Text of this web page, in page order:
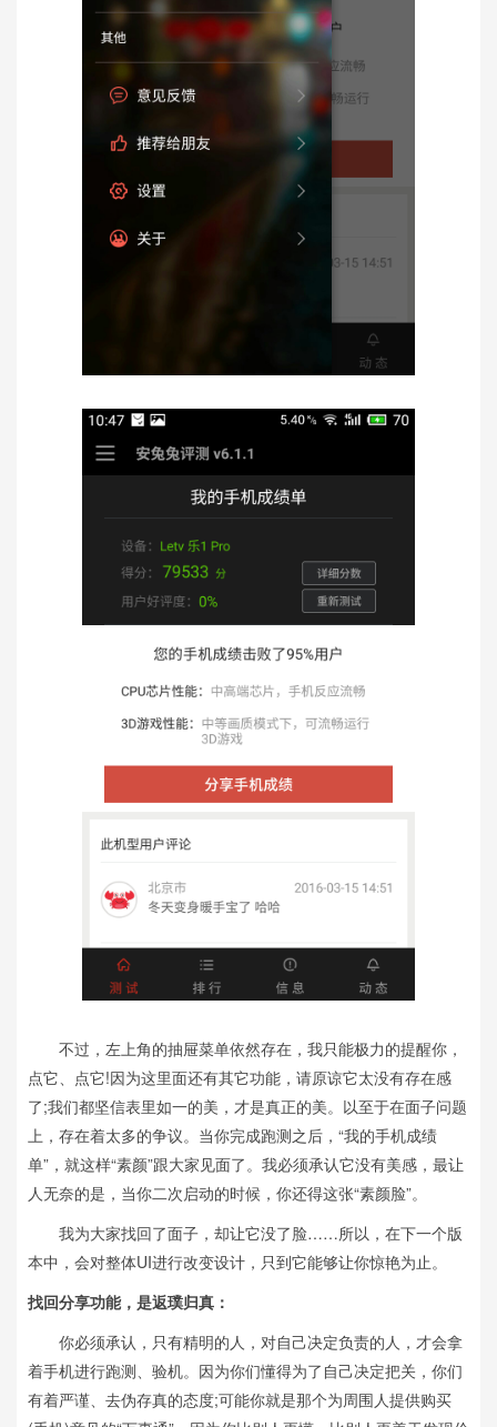
不过，左上角的抽屉菜单依然存在，我只能极力的提醒你，
点它、点它!因为这里面还有其它功能，请原谅它太没有存在感
了;我们都坚信表里如一的美，才是真正的美。以至于在面子问题
上，存在着太多的争议。当你完成跑测之后，“我的手机成绩
单”，就这样“素颜”跟大家见面了。我必须承认它没有美感，最让
人无奈的是，当你二次启动的时候，你还得这张“素颜脸”。
我为大家找回了面子，却让它没了脸……所以，在下一个版
本中，会对整体UI进行改变设计，只到它能够让你惊艳为止。
找回分享功能，是返璞归真：
你必须承认，只有精明的人，对自己决定负责的人，才会拿
着手机进行跑测、验机。因为你们懂得为了自己决定把关，你们
有着严谨、去伪存真的态度;可能你就是那个为周围人提供购买